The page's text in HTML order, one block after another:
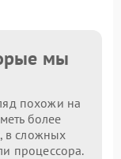
мы
похожи на
более
в сложных
процессора.